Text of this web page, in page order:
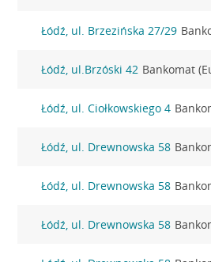
Łódź, ul. Brzezińska 27/29
Łódź, ul.Brzóski 42 Bankomat
Łódź, ul. Ciołkowskiego 4
Łódź, ul. Drewnowska 58
Łódź, ul. Drewnowska 58
Łódź, ul. Drewnowska 58